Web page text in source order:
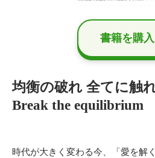
書籍を購⼊
均衡の破れ 全てに触
Break the equilibrium
時代が大きく変わる今、「愛を解